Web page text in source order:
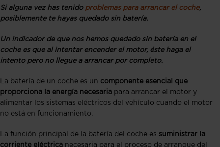
Si alguna vez has tenidoproblemas para arrancar el coche,
posiblemente te hayas quedado sin batería.
Un indicador de que nos hemos quedado sin batería en el
coche es que al intentar encender el motor, éste haga el
intento pero no llegue a arrancar por completo.
La batería de un coche es un componente esencial que
proporciona la energía necesaria para arrancar el motor y
alimentar los sistemas eléctricos del vehículo cuando el motor
no está en funcionamiento.
La función principal de la batería del coche es suministrar la
corriente eléctrica necesaria para el proceso de arranque del